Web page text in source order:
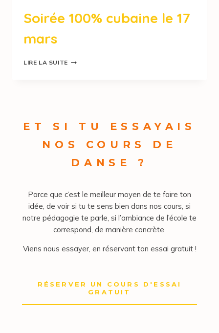
Soirée 100% cubaine le 17
mars
LIRE LA SUITE
ET SI TU ESSAYAIS
NOS COURS DE
DANSE ?
Parce que c’est le meilleur moyen de te faire ton
idée, de voir si tu te sens bien dans nos cours, si
notre pédagogie te parle, si l’ambiance de l’école te
correspond, de manière concrète.
Viens nous essayer, en réservant ton essai gratuit !
RÉSERVER UN COURS D'ESSAI
GRATUIT